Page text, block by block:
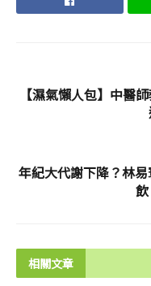
【濕氣懶人包】中醫
年紀大代謝下降？林
相關文章